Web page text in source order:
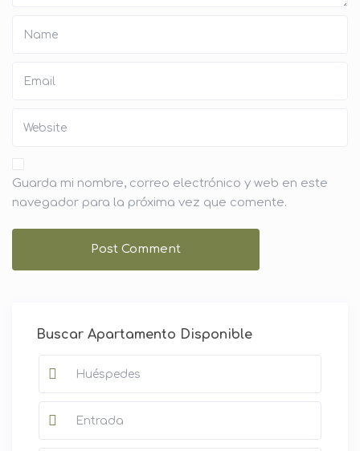
Guarda mi nombre, correo electrónico y web en este
navegador para la próxima vez que comente.
Buscar Apartamento Disponible